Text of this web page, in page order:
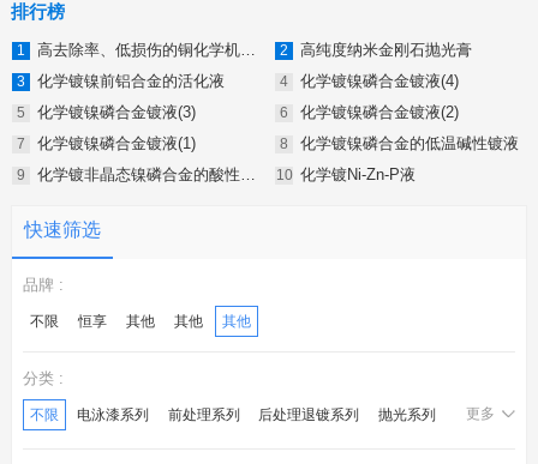
排行榜
高去除率、低损伤的铜化学机械抛光液
高纯度纳米金刚石抛光膏
化学镀镍前铝合金的活化液
化学镀镍磷合金镀液(4)
化学镀镍磷合金镀液(3)
化学镀镍磷合金镀液(2)
化学镀镍磷合金镀液(1)
化学镀镍磷合金的低温碱性镀液
化学镀非晶态镍磷合金的酸性镀液
化学镀Ni-Zn-P液
快速筛选
品牌 :
不限 恒享 其他 其他 其他
分类 :
更多
不限 电泳漆系列 前处理系列 后处理退镀系列
抛光系列